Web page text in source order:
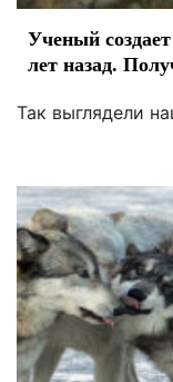
Ученый
лет назад.
Так выглядели